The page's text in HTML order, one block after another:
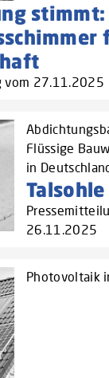
stimmt:
vom 27.11.2025
Flüssige
in
26.11.2025
Photovoltaik